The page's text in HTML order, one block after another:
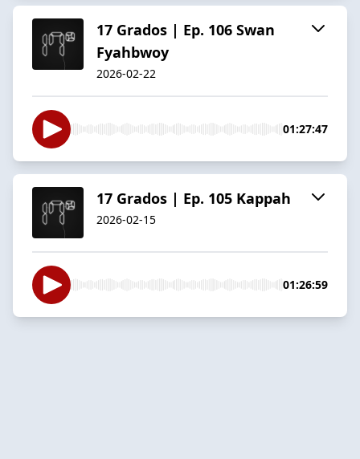
17 Grados | Ep. 106 Swan
Fyahbwoy
2026-02-22
01:27:47
17 Grados | Ep. 105 Kappah
2026-02-15
01:26:59